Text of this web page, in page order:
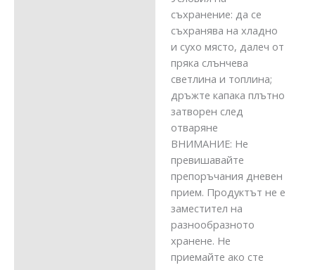
съхранение: да се
съхранява на хладно
и сухо място, далеч от
пряка слънчева
светлина и топлина;
дръжте капака плътно
затворен след
отваряне
ВНИМАНИЕ: Не
превишавайте
препоръчания дневен
прием. Продуктът не е
заместител на
разнообразното
хранене. Не
приемайте ако сте